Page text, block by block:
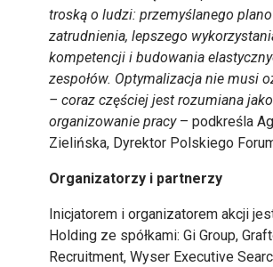
troską o ludzi: przemyślanego
zatrudnienia, lepszego
kompetencji i budowania
zespołów. Optymalizacja nie musi
– coraz częściej jest rozumiana
organizowanie pracy– podkreśla
Zielińska, Dyrektor Polskiego
Organizatorzy i partnerzy
Inicjatorem i organizatorem akcji
Holding ze spółkami: Gi Group,
Recruitment, Wyser Executive